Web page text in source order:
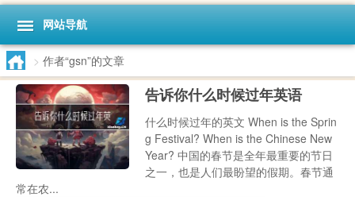
网站导航
> 作者“gsn”的文章
告诉你什么时候过年英语
什么时候过年的英文 When is the Sprin
g Festival? When is the Chinese New
Year? 中国的春节是全年最重要的节日
之一，也是人们最盼望的假期。春节通
常在农...